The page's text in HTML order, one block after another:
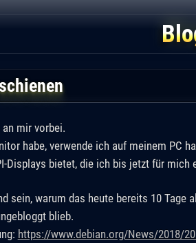
mir vorbei.
habe, verwende ich auf meinem PC
Displays bietet, die ich bis jetzt für mich
sein, warum das heute bereits 10
blieb.
https://www.debian.org/News/2018/